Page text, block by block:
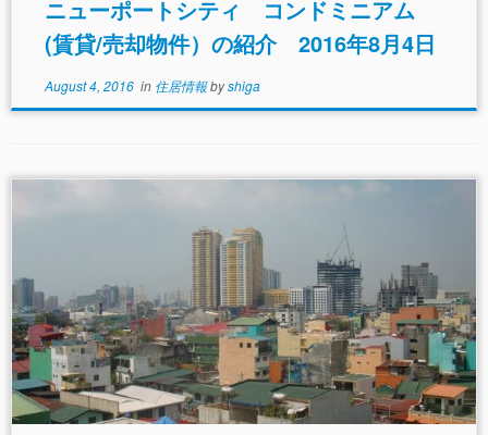
ニューポートシティ コンドミニアム
(賃貸/売却物件）の紹介 2016年8月4日
August 4, 2016in 住居情報byshiga